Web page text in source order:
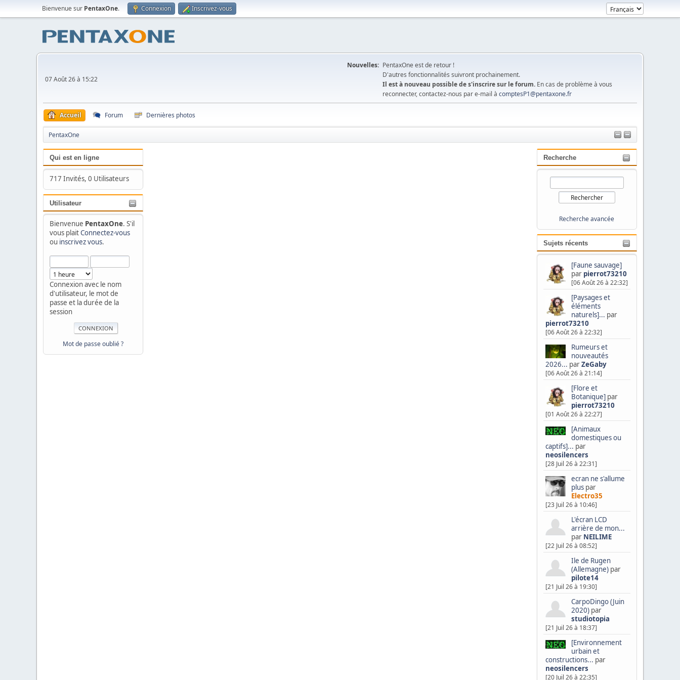
Bienvenue sur PentaxOne. Connexion Inscrivez-vous
07 Août 26 à 15:22
Nouvelles: PentaxOne est de retour !
D'autres fonctionnalités suivront prochainement.
Il est à nouveau possible de s'inscrire sur le forum. En cas de problème à vous
reconnecter, contactez-nous par e-mail à comptesP1@pentaxone.fr
Accueil Forum Dernières photos
PentaxOne
Qui est en ligne
717 Invités, 0 Utilisateurs
Utilisateur
Bienvenue PentaxOne. S'il
vous plaitConnectez-vous
ou inscrivez vous.
Connexion avec le nom
d'utilisateur, le mot de
passe et la durée de la
session
Mot de passe oublié ?
Recherche
Recherche avancée
Sujets récents
[Faune sauvage]
par pierrot73210
[06 Août 26 à 22:32]
[Paysages et
éléments
naturels]... par
pierrot73210
[06 Août 26 à 22:32]
Rumeurs et
nouveautés
2026... parZeGaby
[06 Août 26 à 21:14]
[Flore et
Botanique]par
pierrot73210
[01 Août 26 à 22:27]
[Animaux
domestiques ou
captifs]... par
neosilencers
[28 Juil 26 à 22:31]
ecran ne s'allume
pluspar
Electro35
[23 Juil 26 à 10:46]
L'écran LCD
arrière de mon...
par NEILIME
[22 Juil 26 à 08:52]
Ile de Rugen
(Allemagne)par
pilote14
[21 Juil 26 à 19:30]
CarpoDingo (Juin
2020)par
studiotopia
[21 Juil 26 à 18:37]
[Environnement
urbain et
constructions... par
neosilencers
[20 Juil 26 à 22:35]